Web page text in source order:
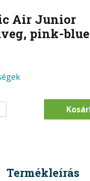
Air Junior
pink-blue
Termékleírás